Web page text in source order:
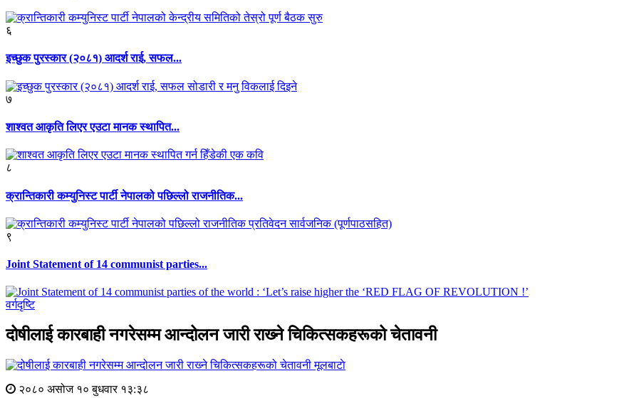
६
इच्छुक पुरस्कार (२०८१) आदर्श राई, सफल...
७
शाश्वत आकृति लिएर एउटा मानक स्थापित...
८
क्रान्तिकारी कम्युनिस्ट पार्टी नेपालको पछिल्लो राजनीतिक...
९
Joint Statement of 14 communist parties...
वर्गदृष्टि
दोषीलाई कारबाही नगरेसम्म आन्दोलन जारी राख्‍ने चिकित्सकहरूको चेतावनी
मूलबाटाे
२०८० असोज १० बुधवार १३:३८